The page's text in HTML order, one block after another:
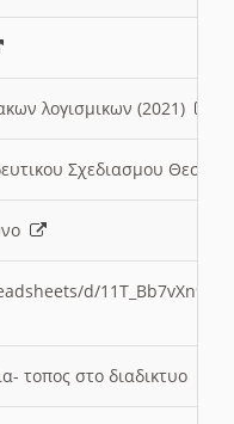
λογισμικων (2021)
Σχεδιασμου
d/
τοπος στο διαδικτυο